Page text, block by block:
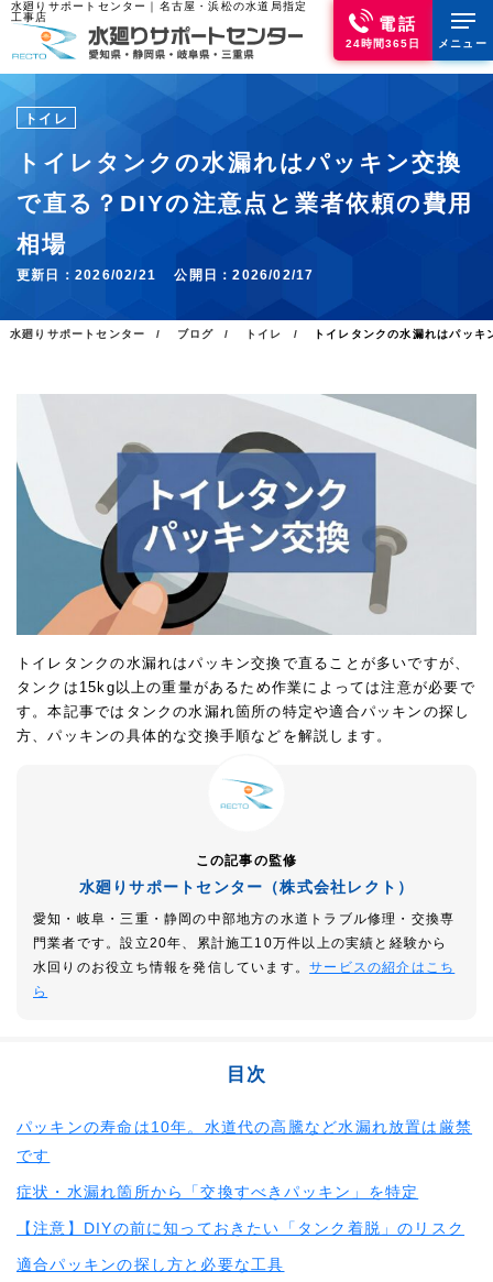
水廻りサポートセンター｜名古屋・浜松の水道局指定
工事店
電話
24時間365日 メニュー
トイレ
トイレタンクの水漏れはパッキン交換
で直る？DIYの注意点と業者依頼の費用
相場
更新日： 2026/02/21 公開日：2026/02/17
水廻りサポートセンター ブログ トイレ トイレタンクの水漏れはパッ
トイレタンクの水漏れはパッキン交換で直ることが多いですが、
タンクは15kg以上の重量があるため作業によっては注意が必要で
す。本記事ではタンクの水漏れ箇所の特定や適合パッキンの探し
方、パッキンの具体的な交換手順などを解説します。
この記事の監修
水廻りサポートセンター（株式会社レクト）
愛知・岐阜・三重・静岡の中部地方の水道トラブル修理・交換専
門業者です。設立20年、累計施工10万件以上の実績と経験から
水回りのお役立ち情報を発信しています。サービスの紹介はこち
ら
目次
パッキンの寿命は10年。水道代の高騰など水漏れ放置は厳禁
です
症状・水漏れ箇所から「交換すべきパッキン」を特定
【注意】DIYの前に知っておきたい「タンク着脱」のリスク
適合パッキンの探し方と必要な工具